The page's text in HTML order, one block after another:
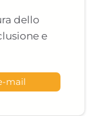
dello
e
mail